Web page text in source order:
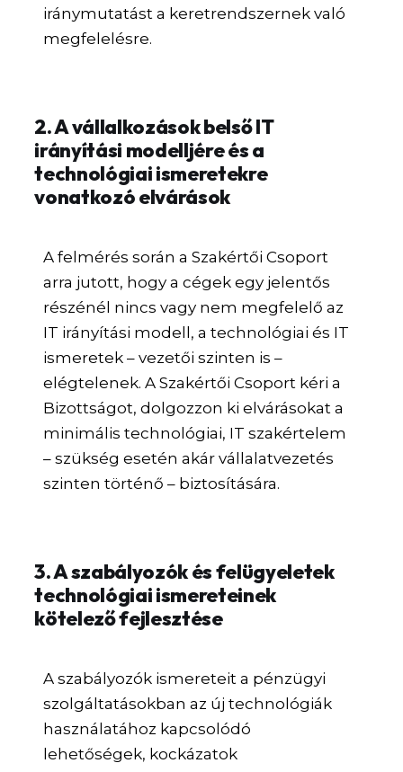
iránymutatást a keretrendszernek való
megfelelésre.
2. A vállalkozások belső IT
irányítási modelljére és a
technológiai ismeretekre
vonatkozó elvárások
A felmérés során a Szakértői Csoport
arra jutott, hogy a cégek egy jelentős
részénél nincs vagy nem megfelelő az
IT irányítási modell, a technológiai és IT
ismeretek – vezetői szinten is –
elégtelenek. A Szakértői Csoport kéri a
Bizottságot, dolgozzon ki elvárásokat a
minimális technológiai, IT szakértelem
– szükség esetén akár vállalatvezetés
szinten történő – biztosítására.
3. A szabályozók és felügyeletek
technológiai ismereteinek
kötelező fejlesztése
A szabályozók ismereteit a pénzügyi
szolgáltatásokban az új technológiák
használatához kapcsolódó
lehetőségek, kockázatok